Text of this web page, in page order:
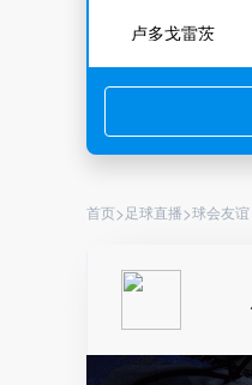
卢多戈雷茨
首页> 足球直播>球会友